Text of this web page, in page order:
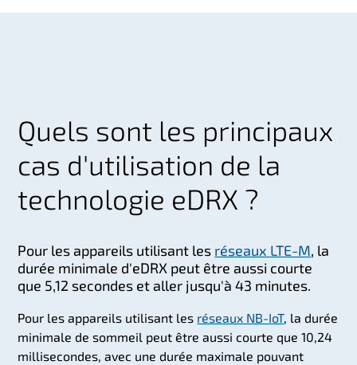
Quels sont les principaux
cas d'utilisation de la
technologie eDRX ?
Pour les appareils utilisant les réseaux LTE-M, la
durée minimale d'eDRX peut être aussi courte
que 5,12 secondes et aller jusqu'à 43 minutes.
Pour les appareils utilisant les réseaux NB-IoT, la durée
minimale de sommeil peut être aussi courte que 10,24
millisecondes, avec une durée maximale pouvant